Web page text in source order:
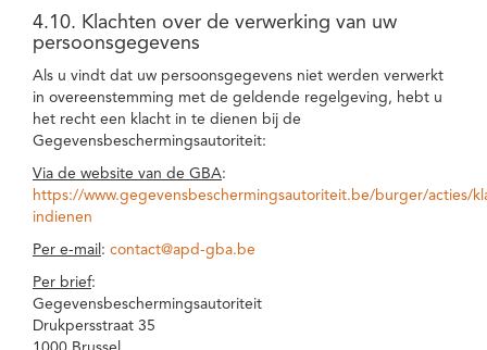
4.10. Klachten over de verwerking van uw
persoonsgegevens
Als u vindt dat uw persoonsgegevens niet werden verwerkt
in overeenstemming met de geldende regelgeving, hebt u
het recht een klacht in te dienen bij de
Gegevensbeschermingsautoriteit:
Via de website van de GBA:
https://www.gegevensbeschermingsautoriteit.be/burger/acties/
indienen
Per e-mail : contact@apd-gba.be
Per brief:
Gegevensbeschermingsautoriteit
Drukpersstraat 35